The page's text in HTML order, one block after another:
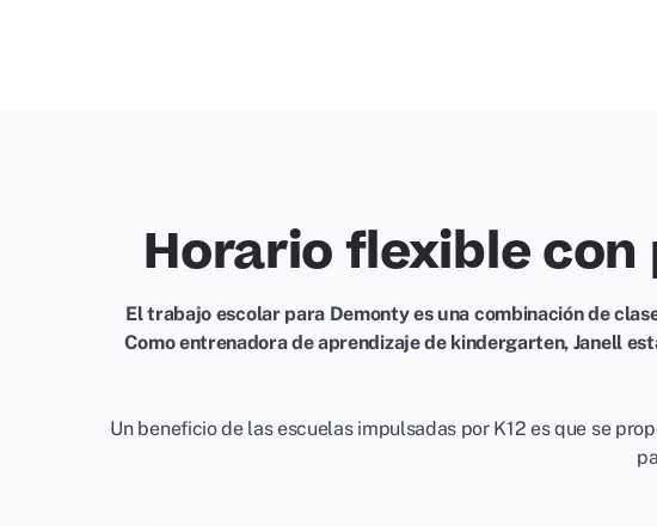
Horario flexible con
El trabajo escolar para Demonty es una combinación de
Como entrenadora de aprendizaje de kindergarten, Janell
Un beneficio de las escuelas impulsadas por K12 es que se